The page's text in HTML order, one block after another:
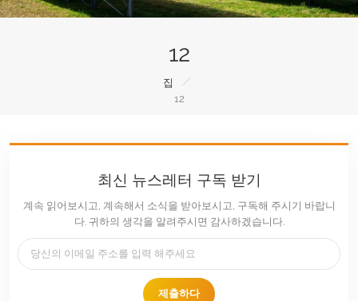
12
집
/
12
최신 뉴스레터 구독 받기
계속 읽어보시고, 계속해서 소식을 받아보시고, 구독해 주시기 바랍니
다. 귀하의 생각을 알려주시면 감사하겠습니다.
제출하다